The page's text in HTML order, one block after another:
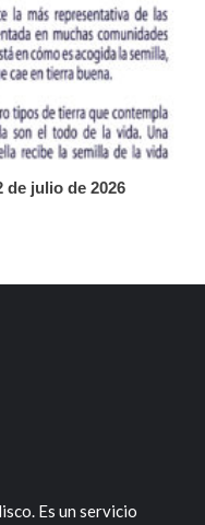
de julio de 2026
Es un servicio